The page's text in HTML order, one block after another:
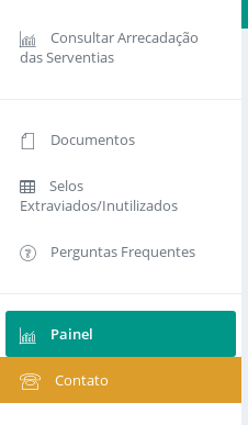
Consultar Arrecadação
das Serventias
Documentos
Selos
Extraviados/Inutilizados
Perguntas Frequentes
Painel
Contato